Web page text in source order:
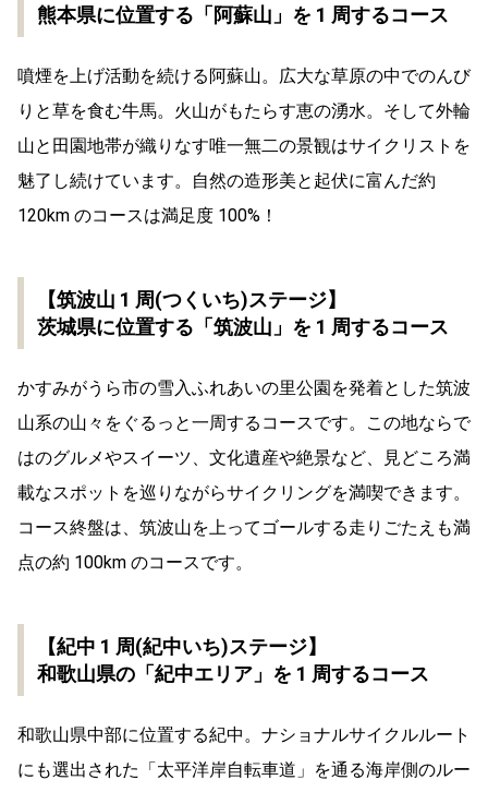
熊本県に位置する「阿蘇山」を 1 周するコース
噴煙を上げ活動を続ける阿蘇山。広大な草原の中でのんび
りと草を食む牛馬。火山がもたらす恵の湧水。そして外輪
山と田園地帯が織りなす唯一無二の景観はサイクリストを
魅了し続けています。自然の造形美と起伏に富んだ約
120km のコースは満足度 100%！
【筑波山 1 周(つくいち)ステージ】
茨城県に位置する「筑波山」を 1 周するコース
かすみがうら市の雪入ふれあいの里公園を発着とした筑波
山系の山々をぐるっと一周するコースです。この地ならで
はのグルメやスイーツ、文化遺産や絶景など、見どころ満
載なスポットを巡りながらサイクリングを満喫できます。
コース終盤は、筑波山を上ってゴールする走りごたえも満
点の約 100km のコースです。
【紀中 1 周(紀中いち)ステージ】
和歌山県の「紀中エリア」を 1 周するコース
和歌山県中部に位置する紀中。ナショナルサイクルルート
にも選出された「太平洋岸自転車道」を通る海岸側のルー